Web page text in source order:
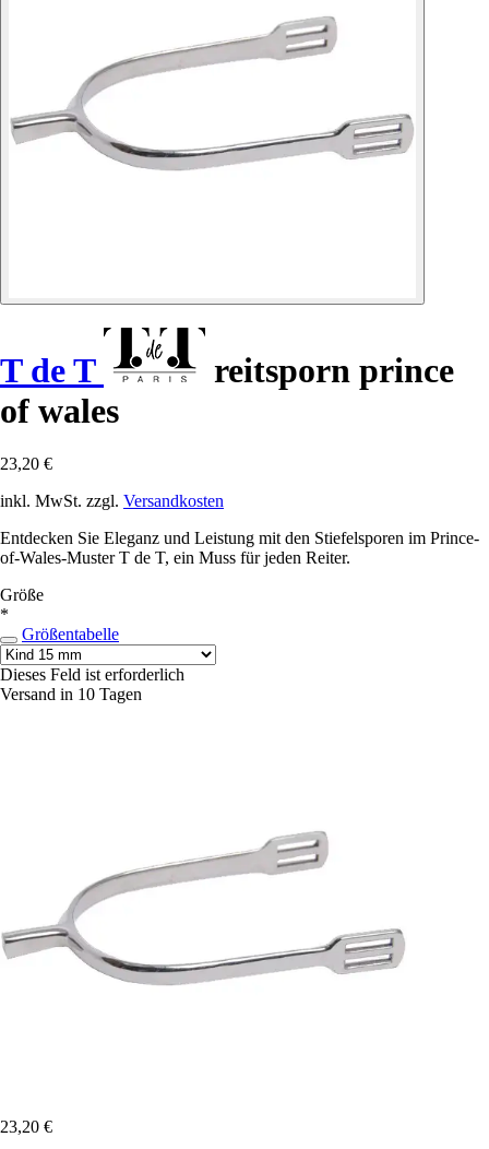
T de T
reitsporn prince
of wales
23,20 €
inkl. MwSt. zzgl. Versandkosten
Entdecken Sie Eleganz und Leistung mit den Stiefelsporen im Prince-
of-Wales-Muster T de T, ein Muss für jeden Reiter.
Größe
*
Größentabelle
Dieses Feld ist erforderlich
Versand in 10 Tagen
23,20 €